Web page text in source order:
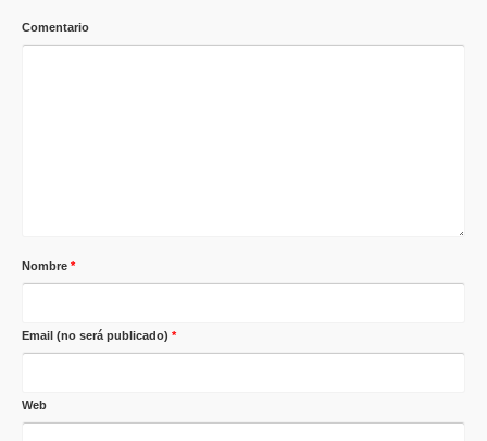
Comentario
Nombre *
Email (no será publicado) *
Web